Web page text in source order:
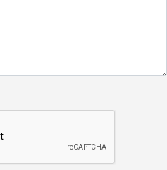
会社
進部